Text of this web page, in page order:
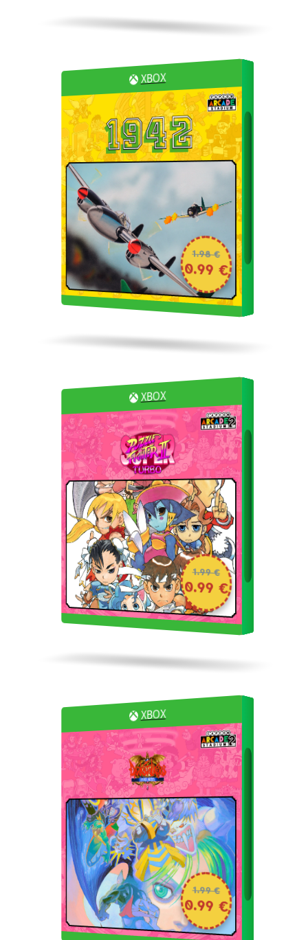
XBOX
1.98 €
0.99 €
XBOX
1.99 €
0.99 €
XBOX
1.99 €
0.99 €